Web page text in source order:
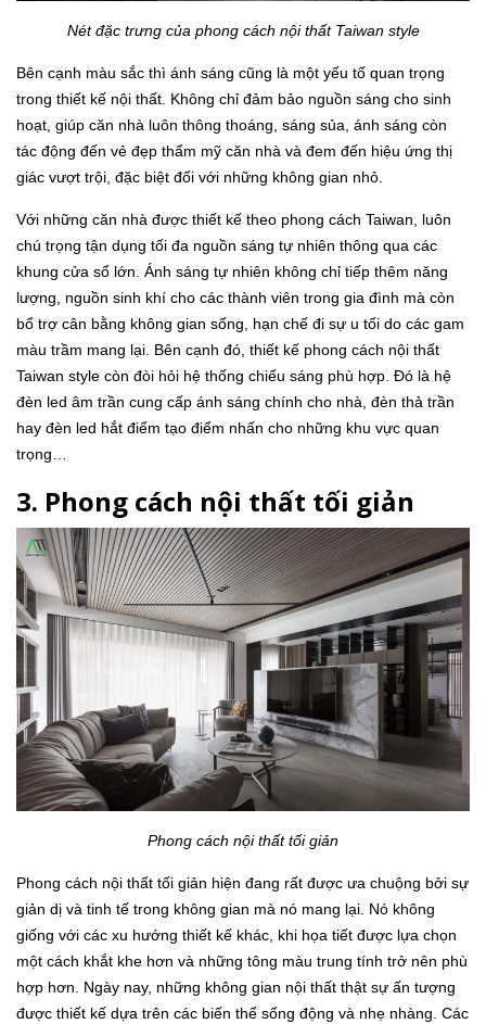
Nét đặc trưng của phong cách nội thất Taiwan style
Bên cạnh màu sắc thì ánh sáng cũng là một yếu tố quan trọng
trong thiết kế nội thất. Không chỉ đảm bảo nguồn sáng cho sinh
hoạt, giúp căn nhà luôn thông thoáng, sáng sủa, ánh sáng còn
tác động đến vẻ đẹp thẩm mỹ căn nhà và đem đến hiệu ứng thị
giác vượt trội, đặc biệt đối với những không gian nhỏ.
Với những căn nhà được thiết kế theo phong cách Taiwan, luôn
chú trọng tận dụng tối đa nguồn sáng tự nhiên thông qua các
khung cửa sổ lớn. Ánh sáng tự nhiên không chỉ tiếp thêm năng
lượng, nguồn sinh khí cho các thành viên trong gia đình mà còn
bổ trợ cân bằng không gian sống, hạn chế đi sự u tối do các gam
màu trầm mang lại. Bên cạnh đó, thiết kế phong cách nội thất
Taiwan style còn đòi hỏi hệ thống chiếu sáng phù hợp. Đó là hệ
đèn led âm trần cung cấp ánh sáng chính cho nhà, đèn thả trần
hay đèn led hắt điểm tạo điểm nhấn cho những khu vực quan
trọng…
3. Phong cách nội thất tối giản
Phong cách nội thất tối giản
Phong cách nội thất tối giản hiện đang rất được ưa chuộng bởi sự
giản dị và tinh tế trong không gian mà nó mang lại. Nó không
giống với các xu hướng thiết kế khác, khi họa tiết được lựa chọn
một cách khắt khe hơn và những tông màu trung tính trở nên phù
hợp hơn. Ngày nay, những không gian nội thất thật sự ấn tượng
được thiết kế dựa trên các biến thể sống động và nhẹ nhàng. Các